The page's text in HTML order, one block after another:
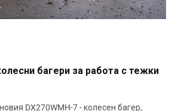
багери за работа с тежки
DX270WMH-7 - колесен багер,